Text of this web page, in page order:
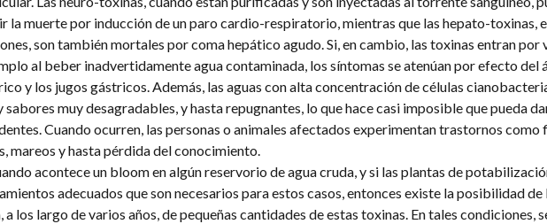
la muerte por inducción de un paro cardio-respiratorio, mientras que las hepato-toxinas,
son también mortales por coma hepático agudo. Si, en cambio, las toxinas entran por
al beber inadvertidamente agua contaminada, los síntomas se atenúan por efecto del
y los jugos gástricos. Además, las aguas con alta concentración de células
sabores muy desagradables, y hasta repugnantes, lo que hace casi imposible que pueda
Cuando ocurren, las personas o animales afectados experimentan trastornos como
mareos y hasta pérdida del conocimiento.
acontece un bloom en algún reservorio de agua cruda, y si las plantas de
adecuados que son necesarios para estos casos, entonces existe la posibilidad de
a los largo de varios años, de pequeñas cantidades de estas toxinas. En tales condiciones,